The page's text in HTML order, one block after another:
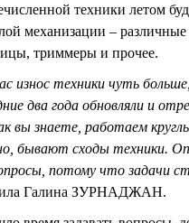
техники летом
механизации – различные
триммеры и прочее.
износ техники чуть
два года обновляли и
вы знаете, работаем
бывают сходы техники.
потому что задачи
Галина ЗУРНАДЖАН.